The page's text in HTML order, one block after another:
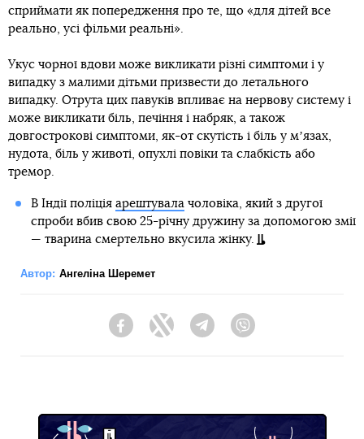
сприймати як попередження про те, що «для дітей все
реально, усі фільми реальні».
Укус чорної вдови може викликати різні симптоми і у
випадку з малими дітьми призвести до летального
випадку. Отрута цих павуків впливає на нервову систему і
може викликати біль, печіння і набряк, а також
довгострокові симптоми, як-от скутість і біль у мʼязах,
нудота, біль у животі, опухлі повіки та слабкість або
тремор.
В Індії поліція арештувалачоловіка, який з другої
спроби вбив свою 25-річну дружину за допомогою змії
— тварина смертельно вкусила жінку.
Автор: Ангеліна Шеремет
FacebookTwitter Telegram